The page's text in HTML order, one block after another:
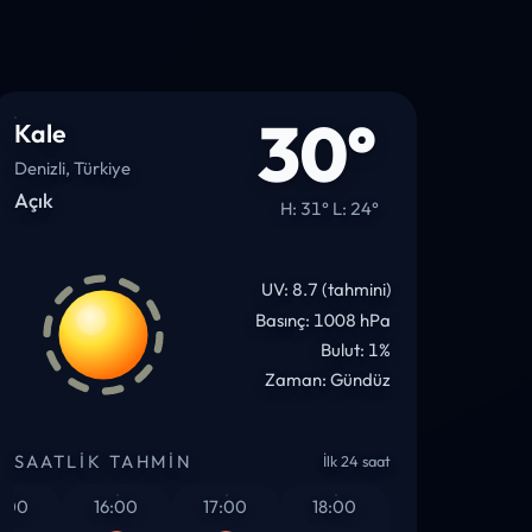
Kale
Denizli, Türkiye
Açık 30°
H: 31° L: 24°
UV: 8.7 (tahmini)
Basınç: 1008 hPa
Bulut: 1%
Zaman: Gündüz
SAATLIK TAHMIN İlk 24 saat
16:00 17:00 18:00